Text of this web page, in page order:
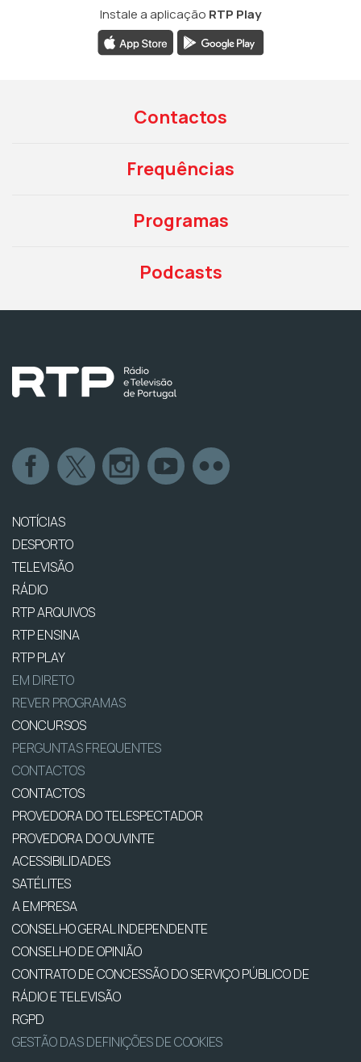
Instale a aplicação RTP Play
Contactos
Frequências
Programas
Podcasts
NOTÍCIAS
DESPORTO
TELEVISÃO
RÁDIO
RTP ARQUIVOS
RTP ENSINA
RTP PLAY
EM DIRETO
REVER PROGRAMAS
CONCURSOS
PERGUNTAS FREQUENTES
CONTACTOS
CONTACTOS
PROVEDORA DO TELESPECTADOR
PROVEDORA DO OUVINTE
ACESSIBILIDADES
SATÉLITES
A EMPRESA
CONSELHO GERAL INDEPENDENTE
CONSELHO DE OPINIÃO
CONTRATO DE CONCESSÃO DO SERVIÇO PÚBLICO DE
RÁDIO E TELEVISÃO
RGPD
GESTÃO DAS DEFINIÇÕES DE COOKIES